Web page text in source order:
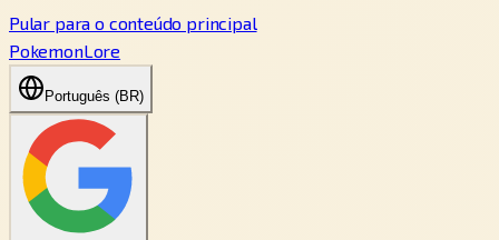
Pular para o conteúdo principal
PokemonLore
Português (BR)